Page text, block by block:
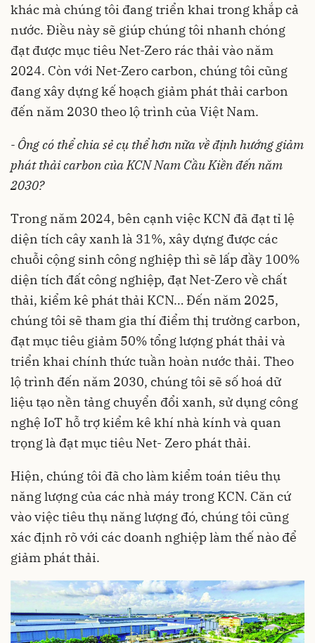
khác mà chúng tôi đang triển khai trong khắp cả
nước. Điều này sẽ giúp chúng tôi nhanh chóng
đạt được mục tiêu Net-Zero rác thải vào năm
2024. Còn với Net-Zero carbon, chúng tôi cũng
đang xây dựng kế hoạch giảm phát thải carbon
đến năm 2030 theo lộ trình của Việt Nam.
- Ông có thể chia sẻ cụ thể hơn nữa về định hướng giảm
phát thải carbon của KCN Nam Cầu Kiền đến năm
2030?
Trong năm 2024, bên cạnh việc KCN đã đạt tỉ lệ
diện tích cây xanh là 31%, xây dựng được các
chuỗi cộng sinh công nghiệp thì sẽ lấp đầy 100%
diện tích đất công nghiệp, đạt Net-Zero về chất
thải, kiểm kê phát thải KCN… Đến năm 2025,
chúng tôi sẽ tham gia thí điểm thị trường carbon,
đạt mục tiêu giảm 50% tổng lượng phát thải và
triển khai chính thức tuần hoàn nước thải. Theo
lộ trình đến năm 2030, chúng tôi sẽ số hoá dữ
liệu tạo nền tảng chuyển đổi xanh, sử dụng công
nghệ IoT hỗ trợ kiểm kê khí nhà kính và quan
trọng là đạt mục tiêu Net- Zero phát thải.
Hiện, chúng tôi đã cho làm kiểm toán tiêu thụ
năng lượng của các nhà máy trong KCN. Căn cứ
vào việc tiêu thụ năng lượng đó, chúng tôi cũng
xác định rõ với các doanh nghiệp làm thế nào để
giảm phát thải.